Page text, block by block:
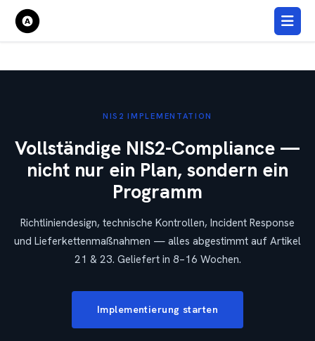
NIS2 IMPLEMENTATION
Vollständige NIS2-Compliance —
nicht nur ein Plan, sondern ein
Programm
Richtliniendesign, technische Kontrollen, Incident Response
und Lieferkettenmaßnahmen — alles abgestimmt auf Artikel
21 & 23. Geliefert in 8–16 Wochen.
Implementierung starten